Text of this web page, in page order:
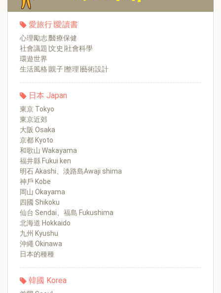
愛旅行∣愛讀書
心理勵志∣醫療保健
社會議題∣文史∣社會科學
環遊世界
生活風格∣親子∣整理∣藝術設計
日本 Japan
東京 Tokyo
東京近郊
大阪 Osaka
京都 Kyoto
和歌山 Wakayama
福井縣 Fukui ken
明石 Akashi、淡路島Awaji shima
神戶 Kobe
岡山 Okayama
四國 Shikoku
仙台 Sendai、福島 Fukushima
北海道 Hokkaido
九州 Kyushu
沖繩 Okinawa
日本的種種
韓國 Korea